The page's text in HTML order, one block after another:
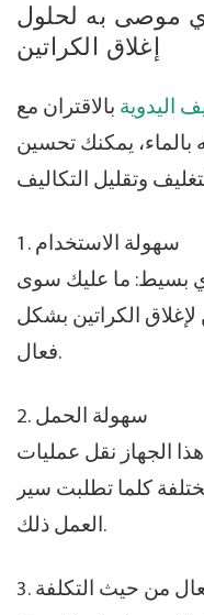
موصى به لحلول
إغلاق الكراتين
اليدوية بالاقتران مع
يمكنك تحسين
1. سهولة الاستخدام
بسيط: ما عليك سوى
الكراتين بشكل
فعال.
2. سهولة الحمل
الجهاز نقل عمليات
كلما تطلبت سير
العمل ذلك.
فعال من حيث التكلفة